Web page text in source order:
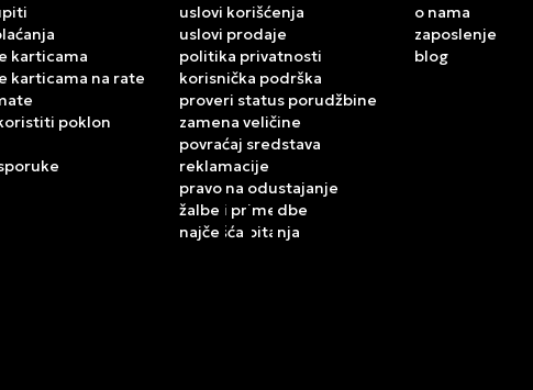
karticama
karticama na rate
poklon
uslovi korišćenja
uslovi prodaje
politika privatnosti
korisnička podrška
proveri status porudžbine
zamena veličine
povraćaj sredstava
reklamacije
pravo na odustajanje
žalbe i primedbe
najčešća pitanja
o nama
zaposlenje
blog